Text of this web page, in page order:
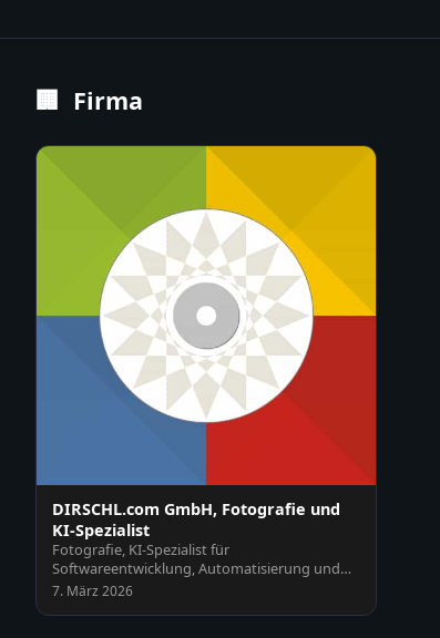
🏢 Firma
DIRSCHL.com GmbH, Fotografie und
KI-Spezialist
Fotografie, KI-Spezialist für
Softwareentwicklung, Automatisierung und
Schulungen, Webseiten und Plu…
7. März 2026